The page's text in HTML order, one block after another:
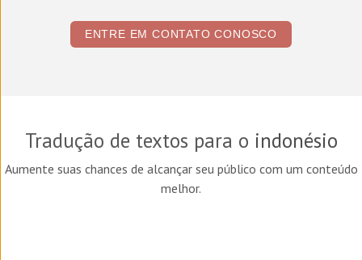
ENTRE EM CONTATO CONOSCO
Tradução de textos para o indonésio
Aumente suas chances de alcançar seu público com um conteúdo
melhor.